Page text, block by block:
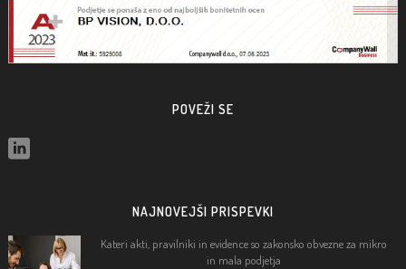
POVEŽI SE
NAJNOVEJŠI PRISPEVKI
Kateri akti, pravilniki in evidence so zakonsko obvezne za mikro
in mala podjetja